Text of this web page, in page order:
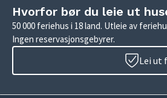
Hvorfor bør du leie ut
50 000 feriehus i 18 land. Utleie av
Ingen reservasjonsgebyrer.
Lei ut